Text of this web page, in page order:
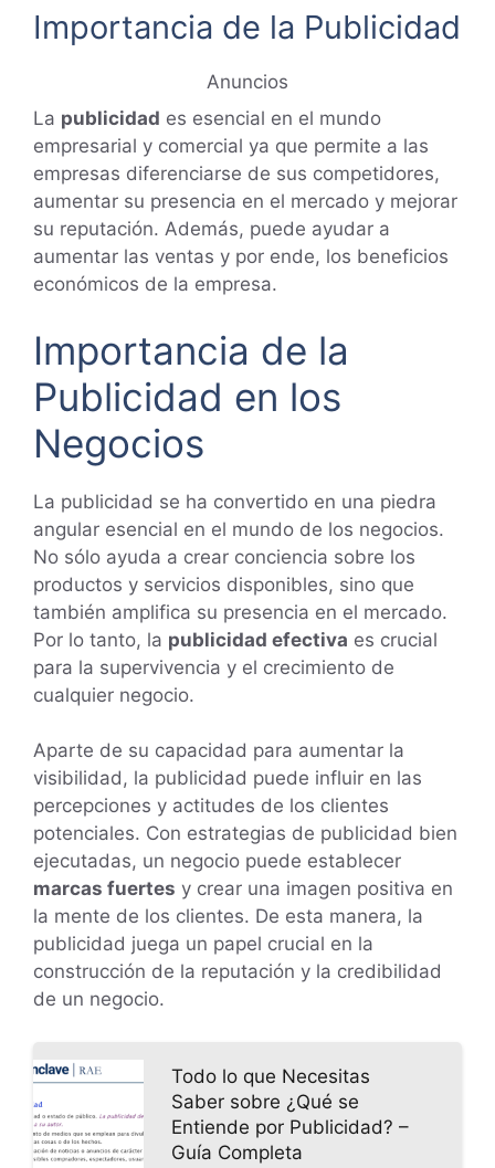
Importancia de la Publicidad
Anuncios
La publicidad es esencial en el mundo
empresarial y comercial ya que permite a las
empresas diferenciarse de sus competidores,
aumentar su presencia en el mercado y mejorar
su reputación. Además, puede ayudar a
aumentar las ventas y por ende, los beneficios
económicos de la empresa.
Importancia de la
Publicidad en los
Negocios
La publicidad se ha convertido en una piedra
angular esencial en el mundo de los negocios.
No sólo ayuda a crear conciencia sobre los
productos y servicios disponibles, sino que
también amplifica su presencia en el mercado.
Por lo tanto, la publicidad efectiva es crucial
para la supervivencia y el crecimiento de
cualquier negocio.
Aparte de su capacidad para aumentar la
visibilidad, la publicidad puede influir en las
percepciones y actitudes de los clientes
potenciales. Con estrategias de publicidad bien
ejecutadas, un negocio puede establecer
marcas fuertes y crear una imagen positiva en
la mente de los clientes. De esta manera, la
publicidad juega un papel crucial en la
construcción de la reputación y la credibilidad
de un negocio.
Todo lo que Necesitas
Saber sobre ¿Qué se
Entiende por Publicidad? –
Guía Completa